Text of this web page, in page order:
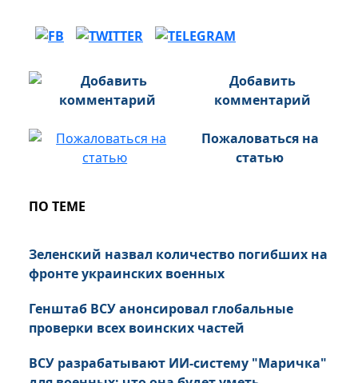
Добавить
комментарий
Пожаловаться на
статью
ПО ТЕМЕ
Зеленский назвал количество погибших на
фронте украинских военных
Генштаб ВСУ анонсировал глобальные
проверки всех воинских частей
ВСУ разрабатывают ИИ-систему "Маричка"